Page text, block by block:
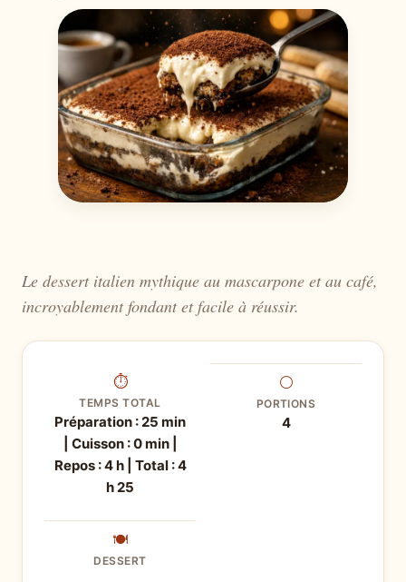
Le dessert italien mythique au mascarpone et au café,
incroyablement fondant et facile à réussir.
⏱
TEMPS TOTAL
Préparation : 25 min
| Cuisson : 0 min |
Repos : 4 h | Total : 4
h 25
⚪
PORTIONS
4
🍽
DESSERT